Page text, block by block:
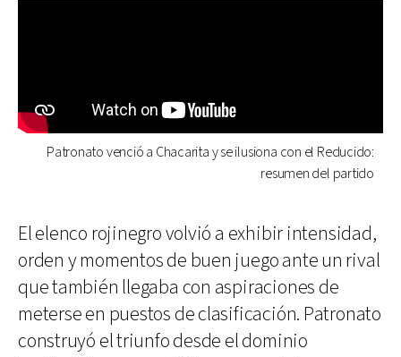
Patronato venció a Chacarita y se ilusiona con el Reducido:
resumen del partido
El elenco rojinegro volvió a exhibir intensidad,
orden y momentos de buen juego ante un rival
que también llegaba con aspiraciones de
meterse en puestos de clasificación. Patronato
construyó el triunfo desde el dominio